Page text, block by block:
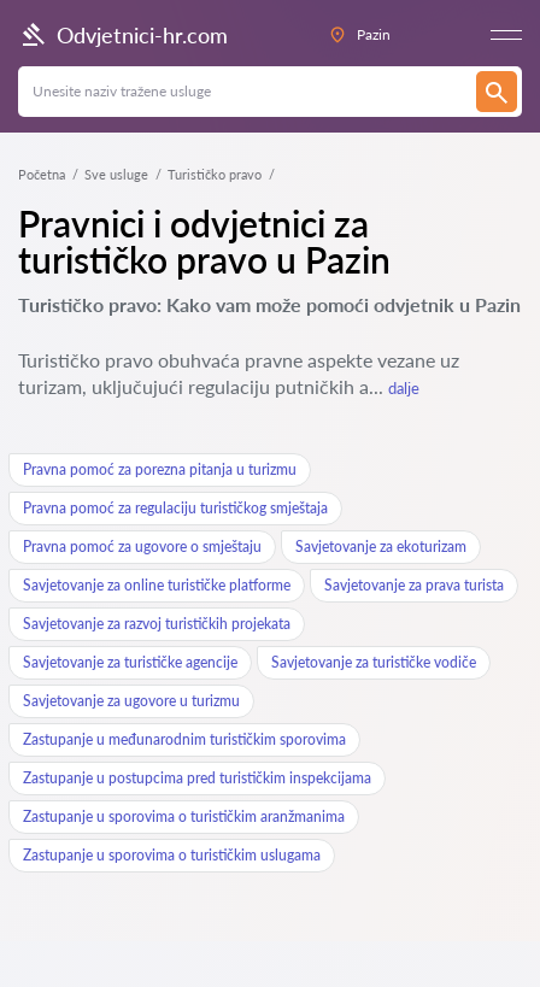
Odvjetnici-hr.com Pazin
Početna Sve usluge Turističko pravo
Pravnici i odvjetnici za
turističko pravo u Pazin
Turističko pravo: Kako vam može pomoći odvjetnik u Pazin
Turističko pravo obuhvaća pravne aspekte vezane uz
turizam, uključujući regulaciju putničkih a... dalje
Pravna pomoć za porezna pitanja u turizmu
Pravna pomoć za regulaciju turističkog smještaja
Pravna pomoć za ugovore o smještaju Savjetovanje za ekoturizam
Savjetovanje za online turističke platforme Savjetovanje za prava turista
Savjetovanje za razvoj turističkih projekata
Savjetovanje za turističke agencije Savjetovanje za turističke vodiče
Savjetovanje za ugovore u turizmu
Zastupanje u međunarodnim turističkim sporovima
Zastupanje u postupcima pred turističkim inspekcijama
Zastupanje u sporovima o turističkim aranžmanima
Zastupanje u sporovima o turističkim uslugama